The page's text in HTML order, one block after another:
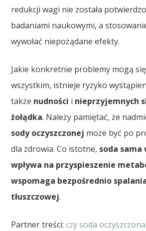
redukcji wagi nie została
badaniami naukowymi, a
wywołać niepożądane efekty.
Jakie konkretnie problemy mogą
wszystkim, istnieje ryzyko
także nudności i nieprzyjemnych
żołądka. Należy pamiętać, że
sody oczyszczonej może być po
dla zdrowia. Co istotne, soda sama
wpływa na przyspieszenie
wspomaga bezpośrednio
tłuszczowej.
Partner treści:czy soda